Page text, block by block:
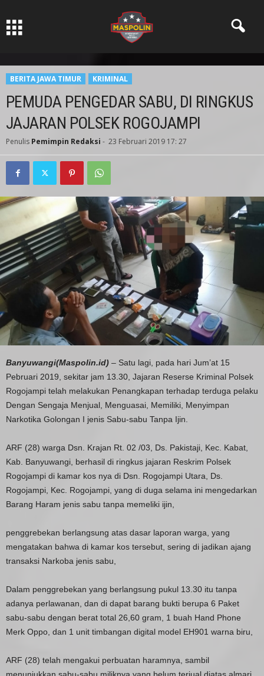
BERITA JAWA TIMUR KRIMINAL
PEMUDA PENGEDAR SABU, DI RINGKUS
JAJARAN POLSEK ROGOJAMPI
Penulis Pemimpin Redaksi - 23 Februari 2019 17: 27
Banyuwangi(Maspolin.id) – Satu lagi, pada hari Jum’at 15
Pebruari 2019, sekitar jam 13.30, Jajaran Reserse Kriminal Polsek
Rogojampi telah melakukan Penangkapan terhadap terduga pelaku
Dengan Sengaja Menjual, Menguasai, Memiliki, Menyimpan
Narkotika Golongan I jenis Sabu-sabu Tanpa Ijin.
ARF (28) warga Dsn. Krajan Rt. 02 /03, Ds. Pakistaji, Kec. Kabat,
Kab. Banyuwangi, berhasil di ringkus jajaran Reskrim Polsek
Rogojampi di kamar kos nya di Dsn. Rogojampi Utara, Ds.
Rogojampi, Kec. Rogojampi, yang di duga selama ini mengedarkan
Barang Haram jenis sabu tanpa memeliki ijin,
penggrebekan berlangsung atas dasar laporan warga, yang
mengatakan bahwa di kamar kos tersebut, sering di jadikan ajang
transaksi Narkoba jenis sabu,
Dalam penggrebekan yang berlangsung pukul 13.30 itu tanpa
adanya perlawanan, dan di dapat barang bukti berupa 6 Paket
sabu-sabu dengan berat total 26,60 gram, 1 buah Hand Phone
Merk Oppo, dan 1 unit timbangan digital model EH901 warna biru,
ARF (28) telah mengakui perbuatan haramnya, sambil
menunjukkan sabu-sabu miliknya yang belum terjual diatas almari,